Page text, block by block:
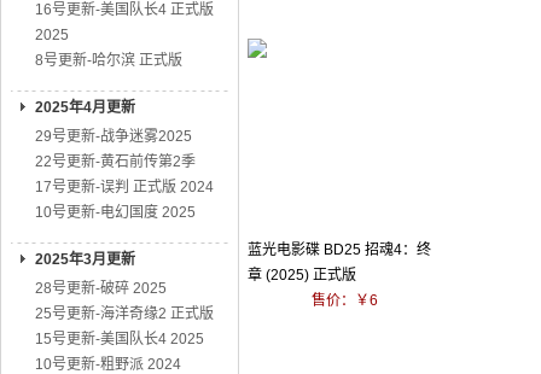
16号更新-美国队长4 正式版
2025
8号更新-哈尔滨 正式版
2025年4月更新
29号更新-战争迷雾2025
22号更新-黄石前传第2季
17号更新-误判 正式版 2024
10号更新-电幻国度 2025
2025年3月更新
28号更新-破碎 2025
25号更新-海洋奇缘2 正式版
15号更新-美国队长4 2025
10号更新-粗野派 2024
蓝光电影碟 BD25 招魂4：终
章 (2025) 正式版
售价：￥6